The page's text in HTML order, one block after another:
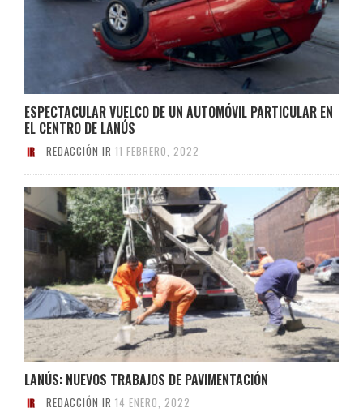
ESPECTACULAR VUELCO DE UN AUTOMÓVIL PARTICULAR EN
EL CENTRO DE LANÚS
REDACCIÓN IR 11 FEBRERO, 2022
LANÚS: NUEVOS TRABAJOS DE PAVIMENTACIÓN
REDACCIÓN IR 14 ENERO, 2022